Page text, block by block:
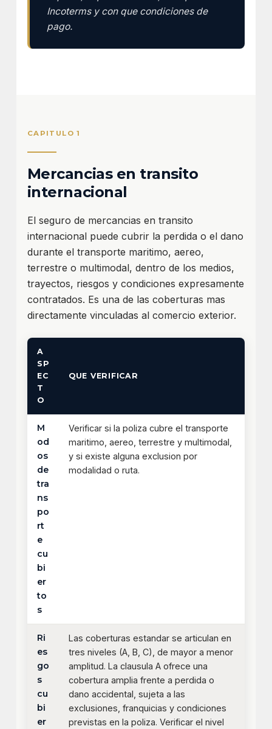
Incoterms y con que condiciones de
pago.
CAPITULO 1
Mercancias en transito
internacional
El seguro de mercancias en transito
internacional puede cubrir la perdida o el dano
durante el transporte maritimo, aereo,
terrestre o multimodal, dentro de los medios,
trayectos, riesgos y condiciones expresamente
contratados. Es una de las coberturas mas
directamente vinculadas al comercio exterior.
A
SP
EC
T
O
QUE VERIFICAR
M
od
os
de
tra
ns
po
rt
e
cu
bi
er
to
s
Verificar si la poliza cubre el transporte
maritimo, aereo, terrestre y multimodal,
y si existe alguna exclusion por
modalidad o ruta.
Ri
es
go
s
cu
bi
er
Las coberturas estandar se articulan en
tres niveles (A, B, C), de mayor a menor
amplitud. La clausula A ofrece una
cobertura amplia frente a perdida o
dano accidental, sujeta a las
exclusiones, franquicias y condiciones
previstas en la poliza. Verificar el nivel